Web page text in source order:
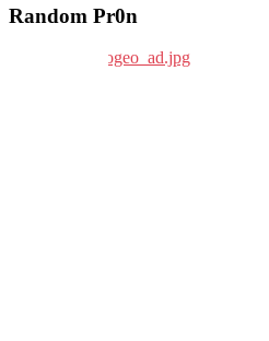
Random Pr0n